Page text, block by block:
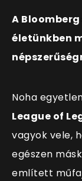
A
életünkben
Noha
League of
vagyok vele,
egészen
említett